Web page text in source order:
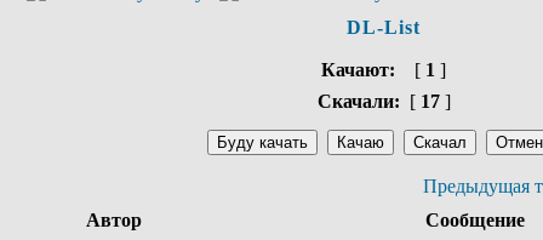
DL-List
Качают: [ 1 ]
Скачали: [ 17]
Предыдущая
Автор
Сообщение